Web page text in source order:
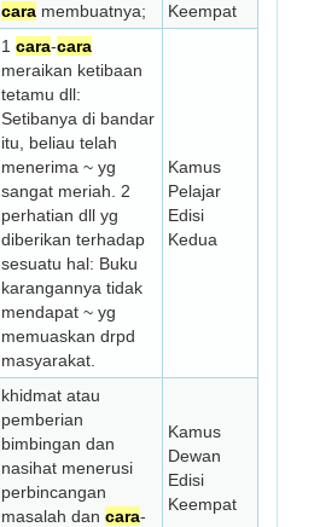
cara membuatnya;
Keempat
1 cara-cara
meraikan ketibaan
tetamu dll:
Setibanya di bandar
itu, beliau telah
menerima ~ yg
sangat meriah. 2
perhatian dll yg
diberikan terhadap
sesuatu hal: Buku
karangannya tidak
mendapat ~ yg
memuaskan drpd
masyarakat.
Kamus
Pelajar
Edisi
Kedua
khidmat atau
pemberian
bimbingan dan
nasihat menerusi
perbincangan
masalah dan cara-
Kamus
Dewan
Edisi
Keempat